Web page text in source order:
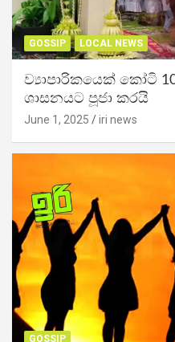
GOSSIP LOCAL NEWS
ව්‍යාපාරිකයෙක් කෝටි
ශාසනයට පූජා කරයි
June 1, 2025 iri news
GOSSIP